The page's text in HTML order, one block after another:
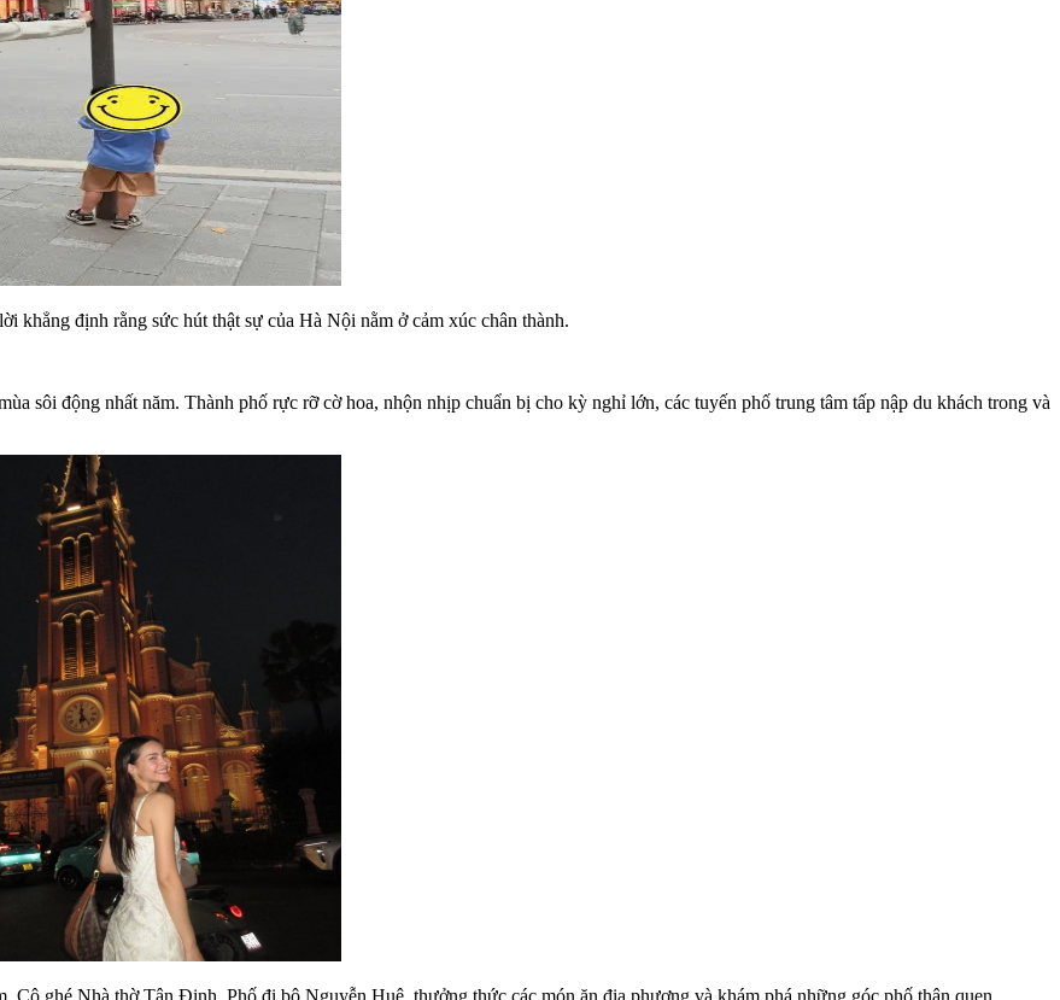
khẳng định rằng sức hút thật sự của Hà Nội nằm ở cảm xúc chân thành.
sôi động nhất năm. Thành phố rực rỡ cờ hoa, nhộn nhịp chuẩn bị cho kỳ nghỉ lớn, các tuyến phố trung tâm tấp nập du khách trong và
Cô ghé Nhà thờ Tân Định, Phố đi bộ Nguyễn Huệ, thưởng thức các món ăn địa phương và khám phá những góc phố thân quen.